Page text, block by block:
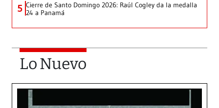
5 Cierre de Santo Domingo 2026: Raúl Cogley da la medalla
24 a Panamá
Lo Nuevo